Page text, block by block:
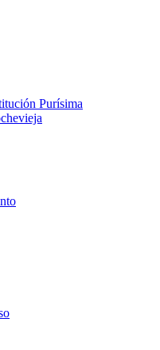
Purísima